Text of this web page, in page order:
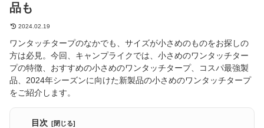
品も
2024.02.19
ワンタッチタープのなかでも、サイズが小さめのものをお探しの
方は必見。今回、キャンプライクでは、小さめのワンタッチター
プの特徴、おすすめの小さめのワンタッチタープ、コスパ最強製
品、2024年シーズンに向けた新製品の小さめのワンタッチタープ
をご紹介します。
目次